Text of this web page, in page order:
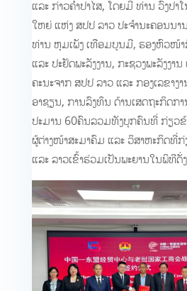
ແລະ ກ່າວຄຳປາໄສ, ໂດຍມີ ທ່ານ ວົງ​ປາ​
ໃຫຍ່​ ແຫ່ງ ສປປ ລາວ ປະຈຳນະຄອນນາ
ທ່ານ ຫຸມ​ເພັງ ເທືອມ​ບຸນ​ມີ, ຮອງຫົວໜ້
ແລະ ປະຢັດພະລັງງານ, ກະຊວງ​ພະລັງງ
ຄະນະຈາກ ສປປ ລາວ ແລະ ກອງ​ເລຂາ​ງ
ອາ​ຊຽນ, ການ​ລົງທຶນ ດ້ານ​ເສດຖະກິດ​ກ
ປະມານ 60ຄົນ​ລວມທັງ​ບຸກຄົນ​ທີ່ ກ່ຽວຂ້
ຜູ້ຕ່າງໜ້າ​ສະມາຄົມ​ ແລະ​ ວິ​ສາ​ຫະກິດ​ທີ່​
ແລະ ​ລາວ​ເຂົ້າ​ຮ່ວມເປັນພະຍານໃນພິທີດັ່